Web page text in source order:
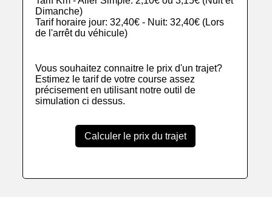
Dimanche)
Tarif horaire jour: 32,40€ - Nuit: 32,40€ (Lors
de l'arrêt du véhicule)
Vous souhaitez connaitre le prix d'un trajet?
Estimez le tarif de votre course assez
précisement en utilisant notre outil de
simulation ci dessus.
Calculer le prix du trajet